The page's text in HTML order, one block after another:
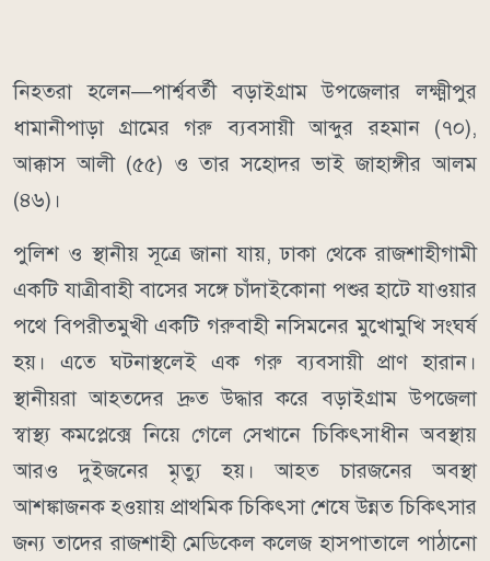
নিহতরা হলেন—পার্শ্ববর্তী বড়াইগ্রাম উপজেলার লক্ষ্মীপুর
ধামানীপাড়া গ্রামের গরু ব্যবসায়ী আব্দুর রহমান (৭০),
আক্কাস আলী (৫৫) ও তার সহোদর ভাই জাহাঙ্গীর আলম
(৪৬)।
পুলিশ ও স্থানীয় সূত্রে জানা যায়, ঢাকা থেকে রাজশাহীগামী
একটি যাত্রীবাহী বাসের সঙ্গে চাঁদাইকোনা পশুর হাটে যাওয়ার
পথে বিপরীতমুখী একটি গরুবাহী নসিমনের মুখোমুখি সংঘর্ষ
হয়। এতে ঘটনাস্থলেই এক গরু ব্যবসায়ী প্রাণ হারান।
স্থানীয়রা আহতদের দ্রুত উদ্ধার করে বড়াইগ্রাম উপজেলা
স্বাস্থ্য কমপ্লেক্সে নিয়ে গেলে সেখানে চিকিৎসাধীন অবস্থায়
আরও দুইজনের মৃত্যু হয়। আহত চারজনের অবস্থা
আশঙ্কাজনক হওয়ায় প্রাথমিক চিকিৎসা শেষে উন্নত চিকিৎসার
জন্য তাদের রাজশাহী মেডিকেল কলেজ হাসপাতালে পাঠানো